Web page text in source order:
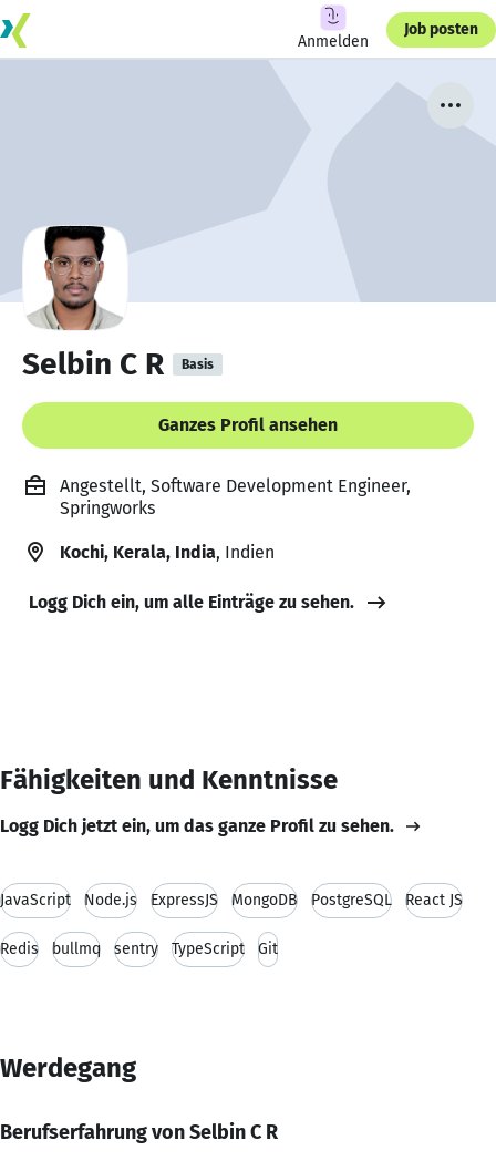
Anmelden
Job posten
Selbin C R Basis
Ganzes Profil ansehen
Angestellt, Software Development Engineer,
Springworks
Kochi, Kerala, India, Indien
Logg Dich ein, um alle Einträge zu sehen.
Fähigkeiten und Kenntnisse
Logg Dich jetzt ein, um das ganze Profil zu sehen.
JavaScript Node.js ExpressJS MongoDB PostgreSQL React JS
Redis bullmq sentry TypeScript Git
Werdegang
Berufserfahrung von Selbin C R